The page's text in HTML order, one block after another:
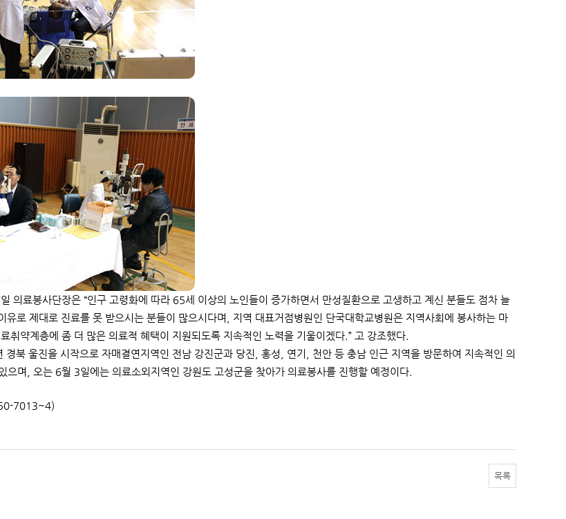
의료봉사단장은 “인구 고령화에 따라 65세 이상의 노인들이 증가하면서 만성질환으로 고생하고 계신 분들도 점차 늘
유로 제대로 진료를 못 받으시는 분들이 많으시다며, 지역 대표거점병원인 단국대학교병원은 지역사회에 봉사하는 마
취약계층에 좀 더 많은 의료적 혜택이 지원되도록 지속적인 노력을 기울이겠다.” 고 강조했다.
북 울진을 시작으로 자매결연지역인 전남 강진군과 당진, 홍성, 연기, 천안 등 충남 인근 지역을 방문하여 지속적인 의
으며, 오는 6월 3일에는 의료소외지역인 강원도 고성군을 찾아가 의료봉사를 진행할 예정이다.
7013~4)
목록